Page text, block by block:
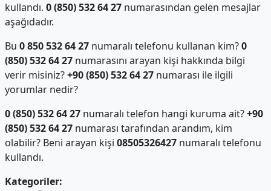
kullandı. 0 (850) 532 64 27numarasından gelen mesajlar
aşağıdadır.
Bu 0 850 532 64 27numaralı telefonu kullanan kim?0
(850) 532 64 27numarasını arayan kişi hakkında bilgi
verir misiniz?+90 (850) 532 64 27numarası ile ilgili
yorumlar nedir?
0 (850) 532 64 27numaralı telefon hangi kuruma ait?+90
(850) 532 64 27numarası tarafından arandım, kim
olabilir? Beni arayan kişi 08505326427numaralı telefonu
kullandı.
Kategoriler: